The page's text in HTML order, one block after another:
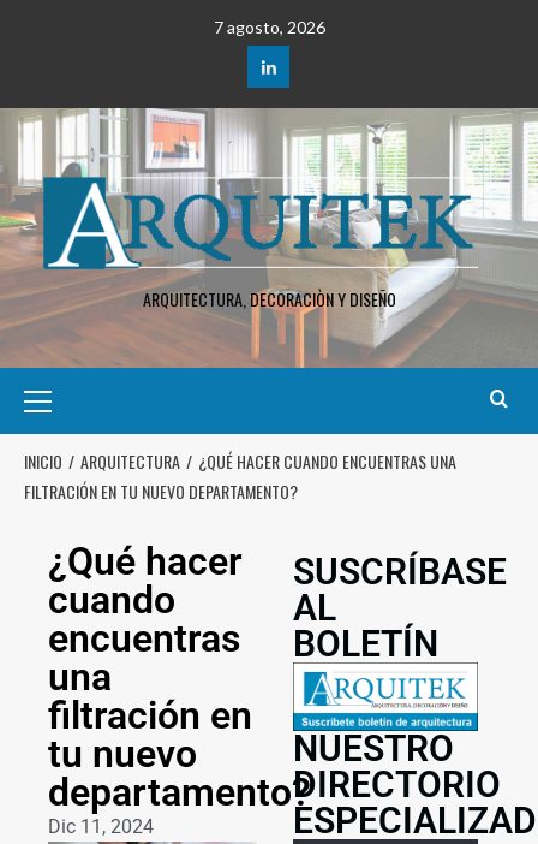
7 agosto, 2026
ARQUITECTURA, DECORACIÒN Y DISEÑO
INICIO ARQUITECTURA
¿QUÉ HACER CUANDO ENCUENTRAS UNA
FILTRACIÓN EN TU NUEVO DEPARTAMENTO?
¿Qué hacer
cuando
encuentras
una
filtración en
tu nuevo
departamento?
Dic 11, 2024
SUSCRÍBASE
AL
BOLETÍN
NUESTRO
DIRECTORIO